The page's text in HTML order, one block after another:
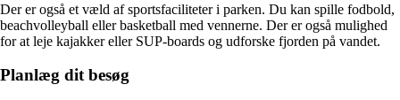
Der er også et væld af sportsfaciliteter i parken. Du kan spille fodbold,
beachvolleyball eller basketball med vennerne. Der er også mulighed
for at leje kajakker eller SUP-boards og udforske fjorden på vandet.
Planlæg dit besøg